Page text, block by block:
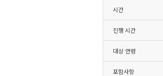
시간
진행 시간
대상 연령
포함사항